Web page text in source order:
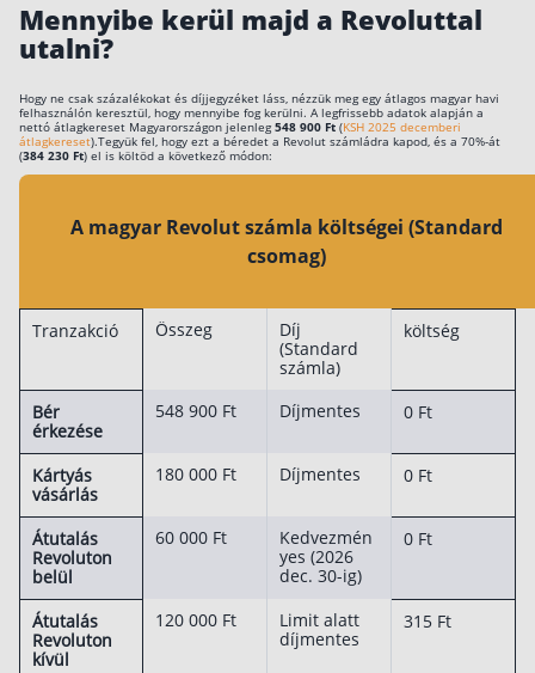
Rólunk
Karrier
Mennyibe kerül majd a Revoluttal
utalni?
Hogy ne csak százalékokat és díjjegyzéket láss, nézzük meg egy átlagos magyar havi
felhasználón keresztül, hogy mennyibe fog kerülni. A legfrissebb adatok alapján a
nettó átlagkereset Magyarországon jelenleg548 900 Ft (KSH 2025 decemberi
átlagkereset).Tegyük fel, hogy ezt a béredet a Revolut számládra kapod, és a 70%-át
(384 230 Ft) el is költöd a következő módon:
A magyar Revolut számla költségei (Standard
csomag)
Tranzakció Összeg
Díj
(Standard
számla)
költség
Bér
érkezése
548 900 Ft Díjmentes 0 Ft
Kártyás
vásárlás
180 000 Ft Díjmentes 0 Ft
Átutalás
Revoluton
belül
60 000 Ft
Kedvezmén
yes (2026
dec. 30-ig)
0 Ft
Átutalás
Revoluton
kívül
120 000 Ft
Limit alatt
díjmentes
315 Ft